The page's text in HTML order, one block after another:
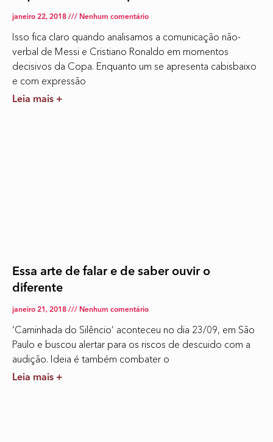
janeiro 22, 2018 Nenhum comentário
Isso fica claro quando analisamos a comunicação não-
verbal de Messi e Cristiano Ronaldo em momentos
decisivos da Copa. Enquanto um se apresenta cabisbaixo
e com expressão
Leia mais +
Essa arte de falar e de saber ouvir o
diferente
janeiro 21, 2018 Nenhum comentário
‘Caminhada do Silêncio’ aconteceu no dia 23/09, em São
Paulo e buscou alertar para os riscos de descuido com a
audição. Ideia é também combater o
Leia mais +